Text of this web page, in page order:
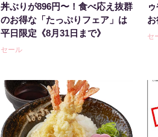
丼ぶりが896円〜！食べ応え抜群
のお得な「たっぷりフェア」は
平日限定《8月31日まで》
セール
お
セ